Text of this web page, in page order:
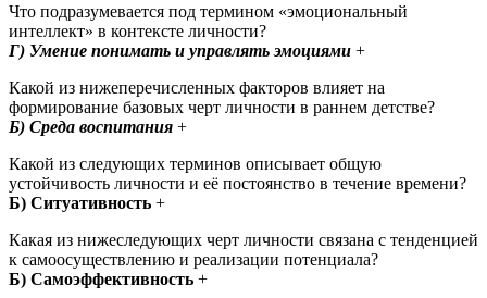
Что подразумевается под термином «эмоциональный
интеллект» в контексте личности?
Г) Умение понимать и управлять эмоциями +
Какой из нижеперечисленных факторов влияет на
формирование базовых черт личности в раннем детстве?
Б) Среда воспитания +
Какой из следующих терминов описывает общую
устойчивость личности и её постоянство в течение времени?
Б) Ситуативность +
Какая из нижеследующих черт личности связана с тенденцией
к самоосуществлению и реализации потенциала?
Б) Самоэффективность +